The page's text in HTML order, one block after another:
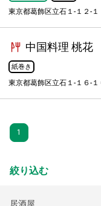
東京都葛飾区立石１-１２-１
中国料理 桃花
紙巻き
東京都葛飾区立石１-１６-１
1
絞り込む
居酒屋